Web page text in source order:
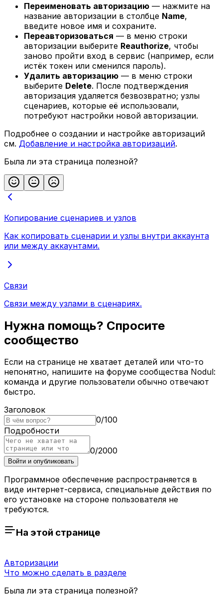
Переименовать авторизацию — нажмите на
название авторизации в столбце Name,
введите новое имя и сохраните.
Переавторизоваться — в меню строки
авторизации выберите Reauthorize, чтобы
заново пройти вход в сервис (например, если
истёк токен или сменился пароль).
Удалить авторизацию — в меню строки
выберите Delete. После подтверждения
авторизация удаляется безвозвратно; узлы
сценариев, которые её использовали,
потребуют настройки новой авторизации.
Подробнее о создании и настройке авторизаций
см. Добавление и настройка авторизаций.
Была ли эта страница полезной?
Копирование сценариев и узлов
Как копировать сценарии и узлы внутри аккаунта
или между аккаунтами.
Связи
Связи между узлами в сценариях.
Нужна помощь? Спросите
сообщество
Если на странице не хватает деталей или что-то
непонятно, напишите на форуме сообщества Nodul:
команда и другие пользователи обычно отвечают
быстро.
Заголовок
0/100
Подробности
0/2000
Войти и опубликовать
Программное обеспечение распространяется в
виде интернет-сервиса, специальные действия по
его установке на стороне пользователя не
требуются.
На этой странице
Авторизации
Что можно сделать в разделе
Была ли эта страница полезной?